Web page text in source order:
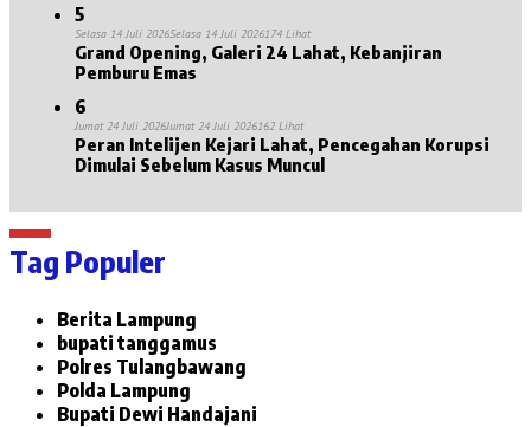
5
Selasa 14 Juli 2026Selasa 14 Juli 2026174 Lihat
Grand Opening, Galeri 24 Lahat, Kebanjiran
Pemburu Emas
6
Jumat 24 Juli 2026Jumat 24 Juli 2026162 Lihat
Peran Intelijen Kejari Lahat, Pencegahan Korupsi
Dimulai Sebelum Kasus Muncul
Tag Populer
Berita Lampung
bupati tanggamus
Polres Tulangbawang
Polda Lampung
Bupati Dewi Handajani